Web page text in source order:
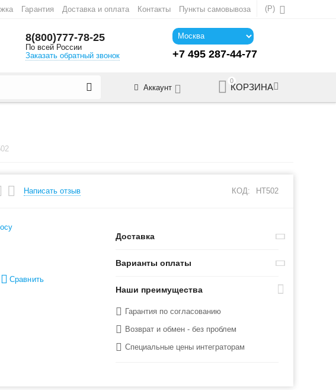
(Р)
Гарантия Доставка и оплата Контакты Пункты самовывоза
8(800)777-78-25
По всей России
Заказать обратный звонок
+7 495 287-44-77
0
КОРЗИНА
Аккаунт
Написать отзыв КОД: HT502
Сравнить
Доставка
Варианты оплаты
Наши преимущества
Гарантия по согласованию
Возврат и обмен - без проблем
Специальные цены интеграторам